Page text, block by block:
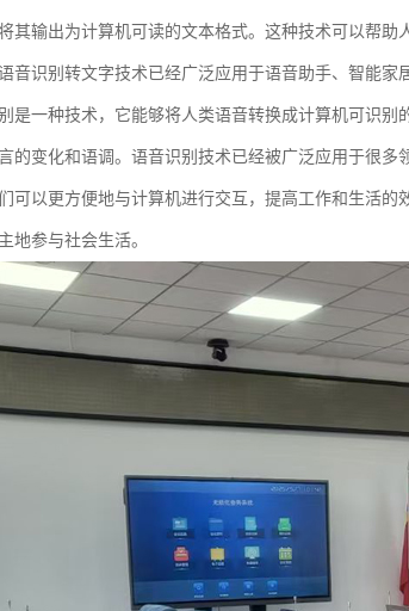
其输出为计算机可读的文本格式。这种技术可以帮
音识别转文字技术已经广泛应用于语音助手、智能家
是一种技术，它能够将人类语音转换成计算机可识
的变化和语调。语音识别技术已经被广泛应用于很
可以更方便地与计算机进行交互，提高工作和生活
地参与社会生活。